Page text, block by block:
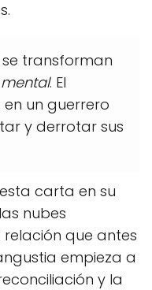
transforman
. El
un guerrero
y derrotar sus
esta carta en su
nubes
relación que antes
empieza a
y la